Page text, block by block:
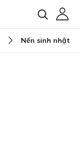
Nến sinh nhật